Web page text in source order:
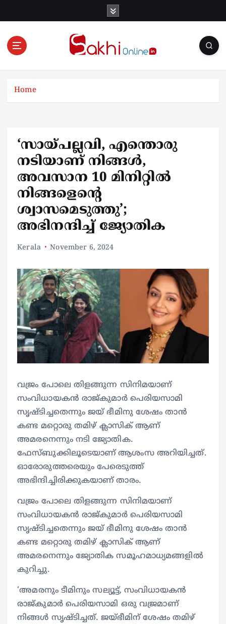
Online News Portal
Home
‘സായ്‌പല്ലവി, എന്തൊരു
നടിയാണ് നിങ്ങൾ,
അവസാന 10 മിനിറ്റില്‍
നിങ്ങളെന്റെ
ശ്വാസമെടുത്തു’;
അഭിനന്ദിച്ച് ജ്യോതിക
Kerala November 6, 2024
വജ്രം പോലെ തിളങ്ങുന്ന സിനിമയാണ്
സംവിധായകന്‍ രാജ്കുമാര്‍ പെരിയസാമി
സൃഷ്ടിച്ചതെന്നും ജയ് ഭീമിനു ശേഷം താന്‍
കണ്ട മറ്റൊരു തമിഴ് ക്ലാസിക് ആണ്
അമരനെന്നും നടി ജ്യോതിക.
ഫേസ്ബുക്കിലൂടെയാണ് ആശംസ അറിയിച്ചത്.
ഓരോരുത്തരെയും പേരെടുത്ത്
അഭിന്ദിച്ചിരിക്കുകയാണ് താരം.
വജ്രം പോലെ തിളങ്ങുന്ന സിനിമയാണ്
സംവിധായകന്‍ രാജ്കുമാര്‍ പെരിയസാമി
സൃഷ്ടിച്ചതെന്നും ജയ് ഭീമിനു ശേഷം താന്‍
കണ്ട മറ്റൊരു തമിഴ് ക്ലാസിക് ആണ്
അമരനെന്നും ജ്യോതിക സമൂഹമാധ്യമങ്ങളില്‍
കുറിച്ചു.
‘അമരനും ടീമിനും സല്യൂട്ട്, സംവിധായകന്‍
രാജ്കുമാര്‍ പെരിയസാമി ഒരു വജ്രമാണ്
നിങ്ങള്‍ സൃഷ്ടിച്ചത്. ജയ്ഭീമിന് ശേഷം തമിഴ്